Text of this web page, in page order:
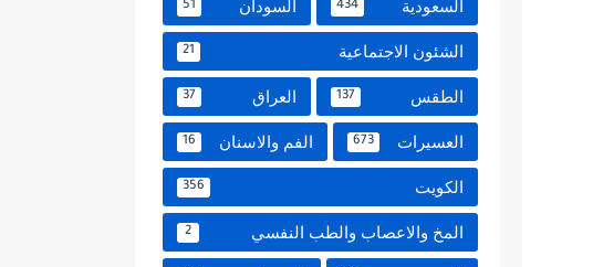
السعودية 434 السودان 51
الشئون الاجتماعية 21
الطقس 137 العراق 37
العسيرات 673 الفم والاسنان 16
الكويت 356
المخ والاعصاب والطب النفسي 2